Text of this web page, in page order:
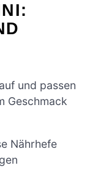
und passen
Geschmack
Nährhefe